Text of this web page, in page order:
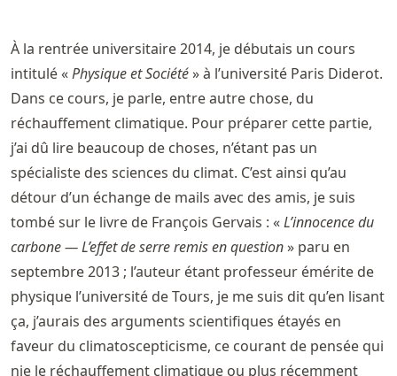
À la rentrée universitaire 2014, je débutais un cours
intitulé «Physique et Société» à l’université Paris Diderot.
Dans ce cours, je parle, entre autre chose, du
réchauffement climatique. Pour préparer cette partie,
j’ai dû lire beaucoup de choses, n’étant pas un
spécialiste des sciences du climat. C’est ainsi qu’au
détour d’un échange de mails avec des amis, je suis
tombé sur le livre de François Gervais : «L’innocence du
carbone — L’effet de serre remis en question» paru en
septembre 2013 ; l’auteur étant professeur émérite de
physique l’université de Tours, je me suis dit qu’en lisant
ça, j’aurais des arguments scientifiques étayés en
faveur du climatoscepticisme, ce courant de pensée qui
nie le réchauffement climatique ou plus récemment